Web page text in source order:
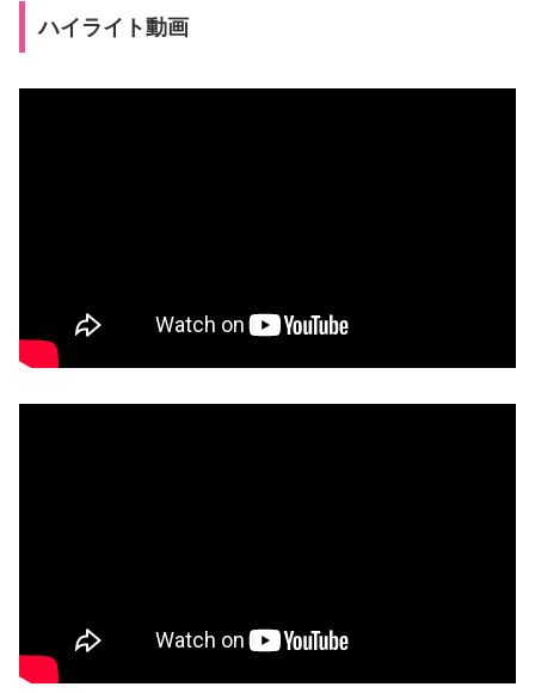
ハイライト動画